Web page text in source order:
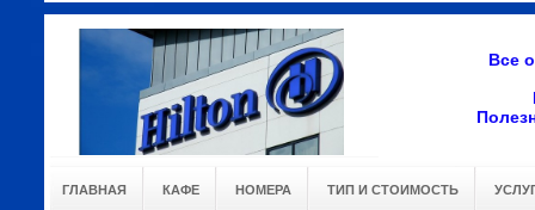
Все
ГЛАВНАЯ КАФЕ НОМЕРА ТИП И СТОИМОСТЬ